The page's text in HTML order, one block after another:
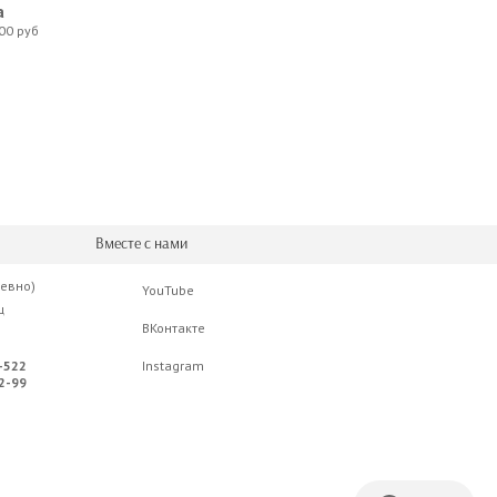
руб
99
Вместе с нами
YouTube
ВКонтакте
Instagram